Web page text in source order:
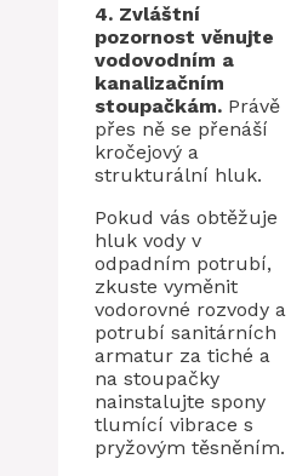
4. Zvláštní
pozornost věnujte
vodovodním a
kanalizačním
stoupačkám. Právě
přes ně se přenáší
kročejový a
strukturální hluk.
Pokud vás obtěžuje
hluk vody v
odpadním potrubí,
zkuste vyměnit
vodorovné rozvody a
potrubí sanitárních
armatur za tiché a
na stoupačky
nainstalujte spony
tlumící vibrace s
pryžovým těsněním.